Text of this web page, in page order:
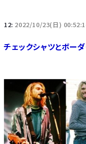
12: 2022/10/23(日)
チェックシャツとボー